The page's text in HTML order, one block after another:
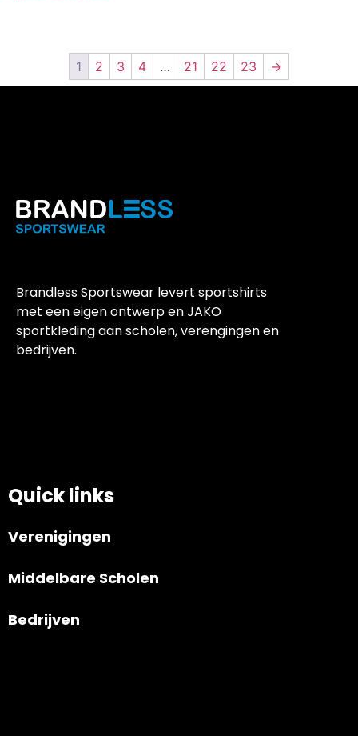
1 2 3 4 … 21 22 23 →
Brandless Sportswear levert sportshirts
met een eigen ontwerp en JAKO
sportkleding aan scholen, verengingen en
bedrijven.
Quick links
Verenigingen
Middelbare Scholen
Bedrijven